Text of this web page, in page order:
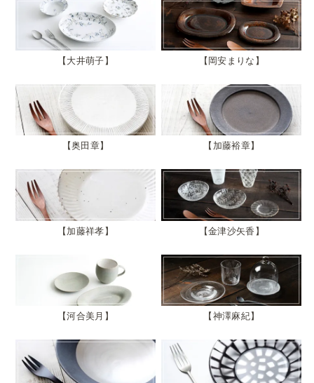
大井萌子 岡安まりな
奥田章 加藤裕章
加藤祥孝 金津沙矢香
河合美月 神澤麻紀